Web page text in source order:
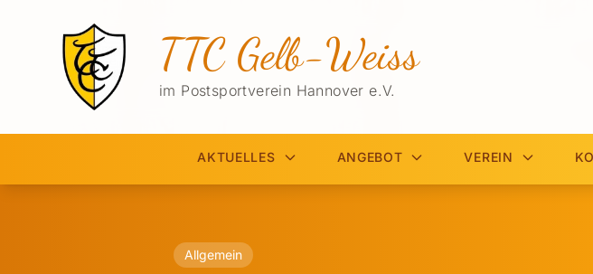
TTC Gelb-Weiss
im Postsportverein Hannover e.V.
AKTUELLES ANGEBOT VEREIN
Allgemein